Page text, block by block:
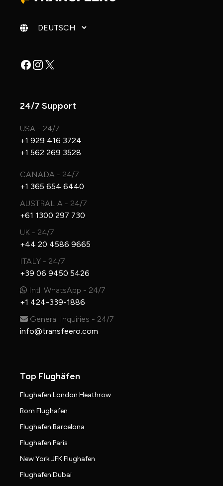
Sprache ändern
Facebook
Instagram
X
24/7 Support
USA - 24/7
+1 929 416 3724
+1 562 269 3528
CANADA - 24/7
+1 365 654 6440
AUSTRALIA - 24/7
+61 1300 297 730
UK - 24/7
+44 20 4586 9665
ITALY - 24/7
+39 06 9450 5426
Intl. WhatsApp - 24/7
+1 424-339-1886
General Inquiries - 24/7
info@transfeero.com
Top Flughäfen
Flughafen London Heathrow
Rom Flughafen
Flughafen Barcelona
Flughafen Paris
New York JFK Flughafen
Flughafen Dubai